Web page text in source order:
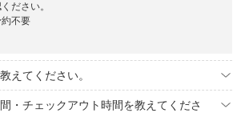
ださい。
不要
えてください。
・チェックアウト時間を教えてくださ